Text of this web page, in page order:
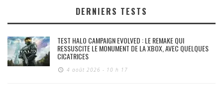
DERNIERS TESTS
TEST HALO CAMPAIGN EVOLVED : LE REMAKE QUI
RESSUSCITE LE MONUMENT DE LA XBOX, AVEC QUELQUES
CICATRICES
4 août 2026 - 10 h 17